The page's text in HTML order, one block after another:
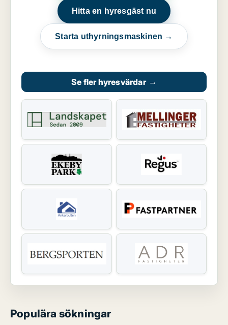
Hitta en hyresgäst nu
Starta uthyrningsmaskinen →
Se fler hyresvärdar →
Populära sökningar